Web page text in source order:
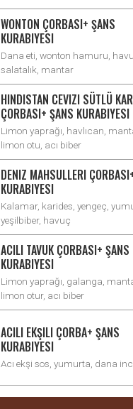
WONTON ÇORBASI+ ŞANS
KURABIYESI
Dana eti, wonton hamuru,
salatalık, mantar
HINDISTAN CEVIZI SÜTLÜ
ÇORBASI+ ŞANS KURABIYESI
Limon yaprağı, havlıcan,
limon otu, acı biber
DENIZ MAHSULLERI
KURABIYESI
Kalamar, karides, yengeç,
yeşilbiber, havuç
ACILI TAVUK ÇORBASI+ ŞANS
KURABIYESI
Limon yaprağı, galanga,
limon otur, acı biber
ACILI EKŞILI ÇORBA+ ŞANS
KURABIYESI
Acı ekşi sos, yumurta, dana